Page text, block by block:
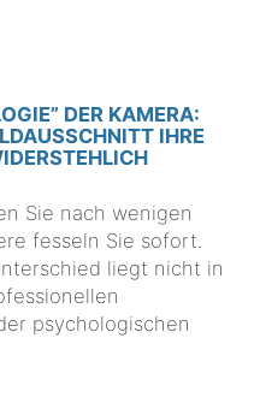
DER KAMERA:
IHRE
Sie nach wenigen
fesseln Sie sofort.
liegt nicht in
psychologischen